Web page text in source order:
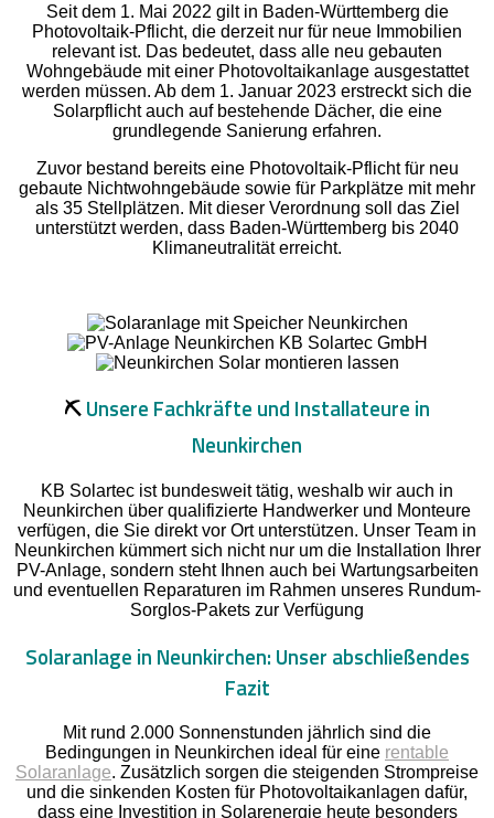
Seit dem 1. Mai 2022 gilt in Baden-Württemberg die
Photovoltaik-Pflicht, die derzeit nur für neue Immobilien
relevant ist. Das bedeutet, dass alle neu gebauten
Wohngebäude mit einer Photovoltaikanlage ausgestattet
werden müssen. Ab dem 1. Januar 2023 erstreckt sich die
Solarpflicht auch auf bestehende Dächer, die eine
grundlegende Sanierung erfahren.
Zuvor bestand bereits eine Photovoltaik-Pflicht für neu
gebaute Nichtwohngebäude sowie für Parkplätze mit mehr
als 35 Stellplätzen. Mit dieser Verordnung soll das Ziel
unterstützt werden, dass Baden-Württemberg bis 2040
Klimaneutralität erreicht.
⛏️Unsere Fachkräfte und Installateure in
Neunkirchen
KB Solartec ist bundesweit tätig, weshalb wir auch in
Neunkirchen über qualifizierte Handwerker und Monteure
verfügen, die Sie direkt vor Ort unterstützen. Unser Team in
Neunkirchen kümmert sich nicht nur um die Installation Ihrer
PV-Anlage, sondern steht Ihnen auch bei Wartungsarbeiten
und eventuellen Reparaturen im Rahmen unseres Rundum-
Sorglos-Pakets zur Verfügung
Solaranlage in Neunkirchen: Unser abschließendes
Fazit
Mit rund 2.000 Sonnenstunden jährlich sind die
Bedingungen in Neunkirchen ideal für eine rentable
Solaranlage. Zusätzlich sorgen die steigenden Strompreise
und die sinkenden Kosten für Photovoltaikanlagen dafür,
dass eine Investition in Solarenergie heute besonders